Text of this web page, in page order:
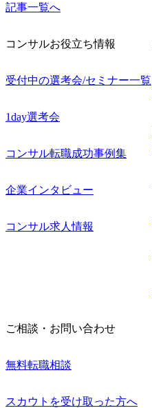
記事一覧へ
コンサルお役立ち情報
受付中の選考会/セミナー一覧
1day選考会
コンサル転職成功事例集
企業インタビュー
コンサル求人情報
ご相談・お問い合わせ
無料転職相談
スカウトを受け取った方へ